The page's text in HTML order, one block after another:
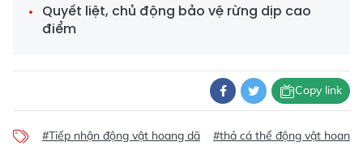
Quyết liệt, chủ động bảo vệ rừng dịp cao
điểm
Copy link
#Tiếp nhận động vật hoang dã #thả cá thể động vật hoang